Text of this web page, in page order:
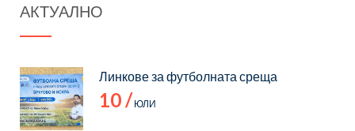
на учебната
АКТУАЛНО
Линкове за футболната среща
10 / ЮЛИ